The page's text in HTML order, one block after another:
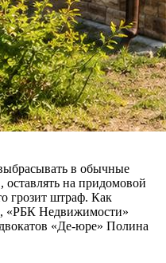
в обычные
на придомовой
грозит штраф. Как
«РБК Недвижимости»
«Де-юре» Полина